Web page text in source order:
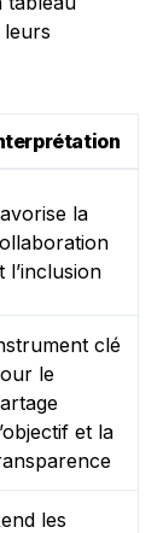
la
l’inclusion
clé
le
et la
les